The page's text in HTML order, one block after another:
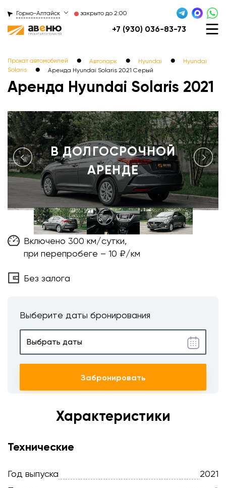
Горно-Алтайск закрыто до 2:00
+7 (930) 036-83-73
Прокат автомобилей ● Автопарк ● Hyundai ●
Hyundai
Solaris
● Аренда Hyundai Solaris 2021 Серый
Аренда Hyundai Solaris 2021
Включено 300 км/сутки,
при перепробеге – 10 ₽/км
Без залога
Выберите даты бронирования
Забронировать
Характеристики
Технические
Год выпуска
2021